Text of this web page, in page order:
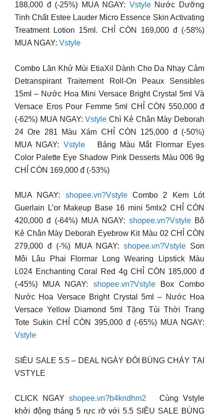
188,000 đ (-25%) MUA NGAY: VstyleNước Dưỡng
Tinh Chất Estee Lauder Micro Essence Skin Activating
Treatment Lotion 15ml. CHỈ CÒN 169,000 đ (-58%)
MUA NGAY: Vstyle
Combo Lăn Khử Mùi EtiaXil Dành Cho Da Nhạy Cảm
Detranspirant Traitement Roll-On Peaux Sensibles
15ml – Nước Hoa Mini Versace Bright Crystal 5ml Và
Versace Eros Pour Femme 5ml CHỈ CÒN 550,000 đ
(-62%) MUA NGAY:Vstyle Chì Kẻ Chân Mày Deborah
24 Ore 281 Màu Xám CHỈ CÒN 125,000 đ (-50%)
MUA NGAY: VstyleBảng Màu Mắt Flormar Eyes
Color Palette Eye Shadow Pink Desserts Màu 006 9g
CHỈ CÒN 169,000 đ (-53%)
MUA NGAY: shopee.vn?VstyleCombo 2 Kem Lót
Guerlain L’or Makeup Base 16 mini 5mlx2 CHỈ CÒN
420,000 đ (-64%) MUA NGAY: shopee.vn?VstyleBộ
Kẻ Chân Mày Deborah Eyebrow Kit Màu 02 CHỈ CÒN
279,000 đ (-%) MUA NGAY:shopee.vn?Vstyle Son
Môi Lâu Phai Flormar Long Wearing Lipstick Màu
L024 Enchanting Coral Red 4g CHỈ CÒN 185,000 đ
(-45%) MUA NGAY: shopee.vn?VstyleBox Combo
Nước Hoa Versace Bright Crystal 5ml – Nước Hoa
Versace Yellow Diamond 5ml Tặng Túi Thời Trang
Tote Sukin CHỈ CÒN 395,000 đ (-65%) MUA NGAY:
Vstyle
SIÊU SALE 5.5 – DEAL NGÀY ĐÔI BÙNG CHÁY TẠI
VSTYLE
CLICK NGAY shopee.vn?b4kndhm2 Cùng Vstyle
khởi động tháng 5 rực rỡ với 5.5 SIÊU SALE BÙNG